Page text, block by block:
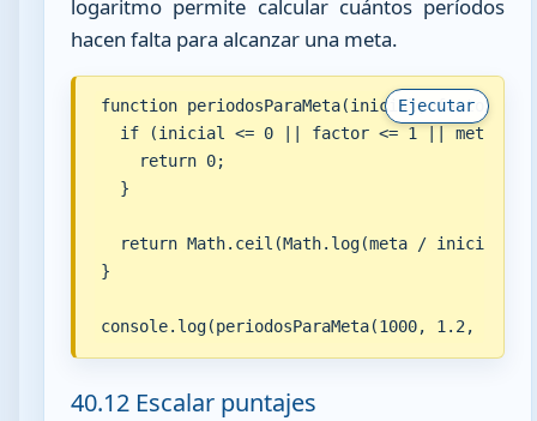
logaritmo permite calcular cuántos períodos
hacen falta para alcanzar una meta.
Ejecutar
function periodosParaMeta(inicial, factor,
if (inicial <= 0 || factor <= 1 || meta <=
    return 0;
  }
return Math.ceil(Math.log(meta / inicial)
}
console.log(periodosParaMeta(1000, 1.2,
40.12 Escalar puntajes